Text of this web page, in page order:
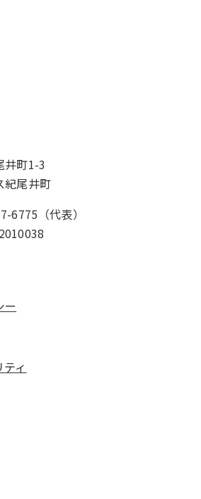
井町1-3
紀尾井町
6775（代表）
ー
ィ